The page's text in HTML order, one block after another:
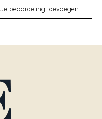
Je beoordeling toevoegen